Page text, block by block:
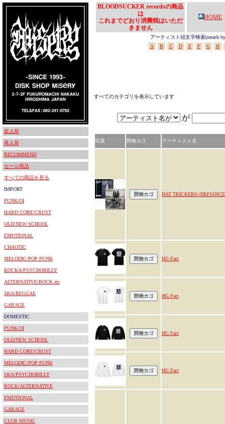
新入荷
再入荷
RECOMMEND
セール商品
すべての商品を見る
IMPORT
PUNK/OI
HARD CORE/CRUST
OLD/NEW SCHOOL
EMOTIONAL
CHAOTIC
MELODIC/POP PUNK
ROCKA/PSYCHOBILLY
ALTERNATIVE/ROCK etc
SKA/REGGAE
GARAGE
DOMESTIC
PUNK/OI
OLD/NEW SCHOOL
HARD CORE/CRUST
MELODIC/POP PUNK
SKA/PSYCHOBILLY
ROCK/ALTERNATIVE
EMOTIONAL
GARAGE
CLUB MUSIC
BLOODSUCKER recordsの商品
は
これまでどおり消費税はいただ
きません
HOME
アーティスト頭文字検索(serach
A
B C D E F G H
すべてのカテゴリを表示しています
が
写真 買物カゴ アーティスト名
HAT TRICKERS//DEFIANCE
HG Fact
HG Fact
HG Fact
HG Fact